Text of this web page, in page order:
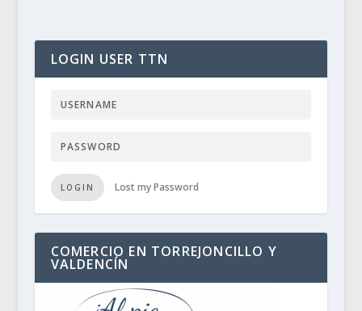
LOGIN USER TTN
LOGIN Lost my Password
COMERCIO EN TORREJONCILLO Y
VALDENCÍN